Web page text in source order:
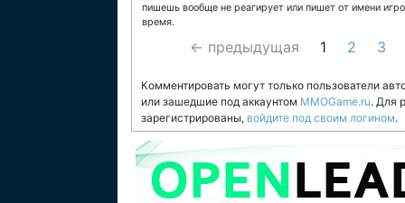
пишешь вообще не реагирует или пишет от имени
время.
← предыдущая 1 2 3
Комментировать могут только пользователи
или зашедшие под аккаунтом MMOGame.ru. Для
зарегистрированы, войдите под своим логином.